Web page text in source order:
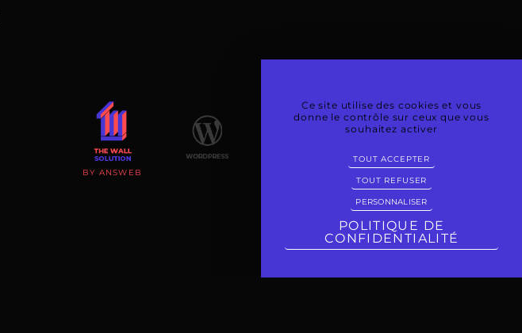
BY ANSWEB
Ce site utilise des cookies et vous
donne le contrôle sur ceux que vous
souhaitez activer
TOUT ACCEPTER
TOUT REFUSER
PERSONNALISER
POLITIQUE DE
CONFIDENTIALITÉ